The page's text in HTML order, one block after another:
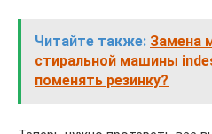
Читайте также: Замена
стиральной машины
поменять резинку?